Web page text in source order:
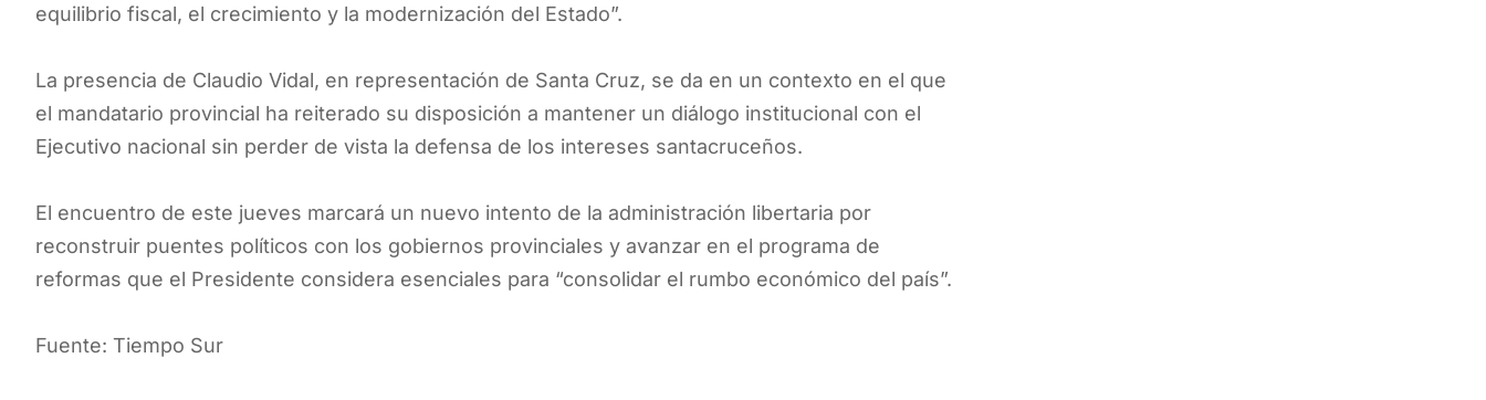
equilibrio fiscal, el crecimiento y la modernización del Estado”.
La presencia de Claudio Vidal, en representación de Santa Cruz, se da en un contexto en el que
el mandatario provincial ha reiterado su disposición a mantener un diálogo institucional con el
Ejecutivo nacional sin perder de vista la defensa de los intereses santacruceños.
El encuentro de este jueves marcará un nuevo intento de la administración libertaria por
reconstruir puentes políticos con los gobiernos provinciales y avanzar en el programa de
reformas que el Presidente considera esenciales para “consolidar el rumbo económico del país”.
Fuente: Tiempo Sur